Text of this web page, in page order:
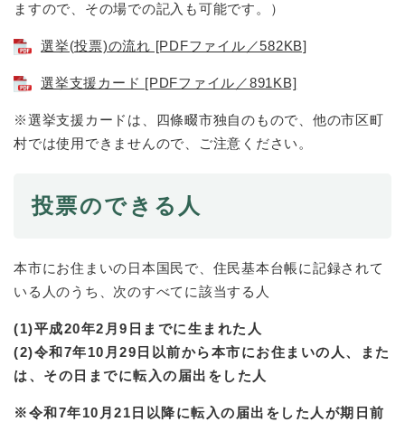
ますので、その場での記入も可能です。）
選挙(投票)の流れ [PDFファイル／582KB]
選挙支援カード [PDFファイル／891KB]
※選挙支援カードは、四條畷市独自のもので、他の市区町
村では使用できませんので、ご注意ください。
投票のできる人
本市にお住まいの日本国民で、住民基本台帳に記録されて
いる人のうち、次のすべてに該当する人
(1)平成20年2月9日までに生まれた人
(2)​令和7年10月29日以前から本市にお住まいの人、また
は、その日までに転入の届出をした人
※令和7年10月21日以降に転入の届出をした人が期日前